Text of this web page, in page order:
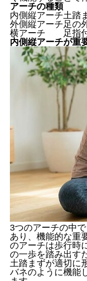
アーチの種類
内側縦アーチ土踏
外側縦アーチ足の
横アーチ
足指
内側縦アーチが重
3つのアーチの中
あり、機能的な重
のアーチは歩行時
の一歩を踏み出す
土踏まずが適切に
バネのように機能